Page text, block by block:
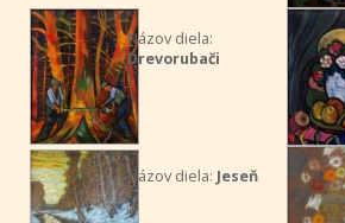
Názov diela:
Drevorubači
Názov diela: Jeseň